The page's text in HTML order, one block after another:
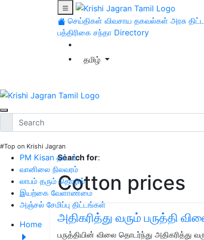
செய்திகள் விவசாய தகவல்கள் அரசு
பத்திரிகை சந்தா Directory
தமிழ்
#Top on Krishi Jagran
PM Kisan திட்டம்
வானிலை நிலவரம்
லாபம் தரும் தொழில்
இயற்கை வேளாண்மை
அஞ்சல் சேமிப்பு திட்டங்கள்
Home
Search for:
Cotton prices
அதிகரித்து வரும் பருத்தி
பருத்தியின் விலை தொடர்ந்து அதிகரித்து